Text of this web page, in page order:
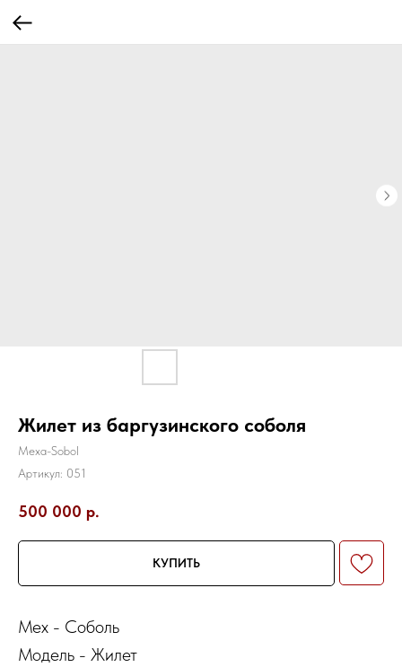
Жилет из баргузинского соболя
Mexa-Sobol
Артикул: 051
500 000 р.
КУПИТЬ
Мех - Соболь
Модель - Жилет